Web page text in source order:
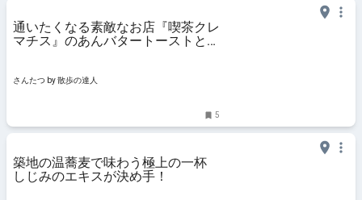
通いたくなる素敵なお店『喫茶クレ
マチス』のあんバタートーストとコ
人
さんたつ by 散歩の達人
5
築地の温蕎麦で味わう極上の一杯
しじみのエキスが決め手！